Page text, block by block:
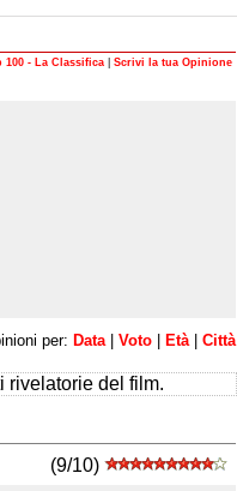
100 - La Classifica Scrivi la tua Opinione
per: Data Voto Età Città
rivelatorie del film.
(9/10)